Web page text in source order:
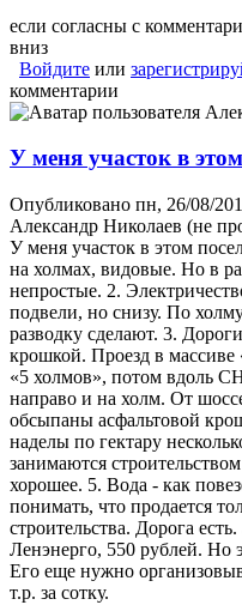
если согласны с
вниз
Войдите или
комментарии
У меня участок в
Опубликовано пн, 26/08/
Александр Николаев (не
У меня участок в этом
на холмах, видовые. Но в
непростые. 2.
подвели, но снизу. По
разводку сделают. 3.
крошкой. Проезд в
«5 холмов», потом вдоль
направо и на холм. От
обсыпаны асфальтовой
наделы по гектару
занимаются
хорошее. 5. Вода - как
понимать, что продается
строительства. Дорога
Ленэнерго, 550 рублей. Но
Его еще нужно
т.р. за сотку.